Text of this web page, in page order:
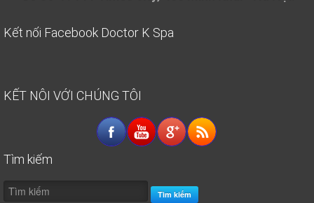
Kết nối Facebook Doctor K Spa
KẾT NÔI VỚI CHÚNG TÔI
Tìm kiếm
Tìm kiếm